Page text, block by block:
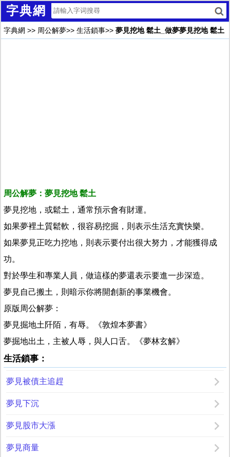
字典網
字典網 >> 周公解夢>> 生活鎖事>> 夢見挖地 鬆土_做夢夢見挖地 鬆土
周公解夢：夢見挖地 鬆土
夢見挖地，或鬆土，通常預示會有財運。
如果夢裡土質鬆軟，很容易挖掘，則表示生活充實快樂。
如果夢見正吃力挖地，則表示要付出很大努力，才能獲得成
功。
對於學生和專業人員，做這樣的夢還表示要進一步深造。
夢見自己搬土，則暗示你將開創新的事業機會。
原版周公解夢：
夢見掘地土阡陌，有辱。《敦煌本夢書》
夢掘地出土，主被人辱，與人口舌。《夢林玄解》
生活鎖事：
夢見被債主追趕
夢見下沉
夢見股市大漲
夢見商量